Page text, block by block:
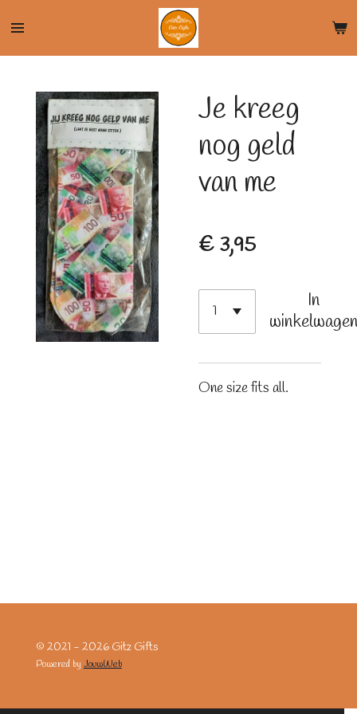
naar
hoofdinhoud
Je kreeg
nog geld
van me
€ 3,95
In
One size fits all.
© 2021 - 2026 Gitz Gifts
Powered byJouwWeb